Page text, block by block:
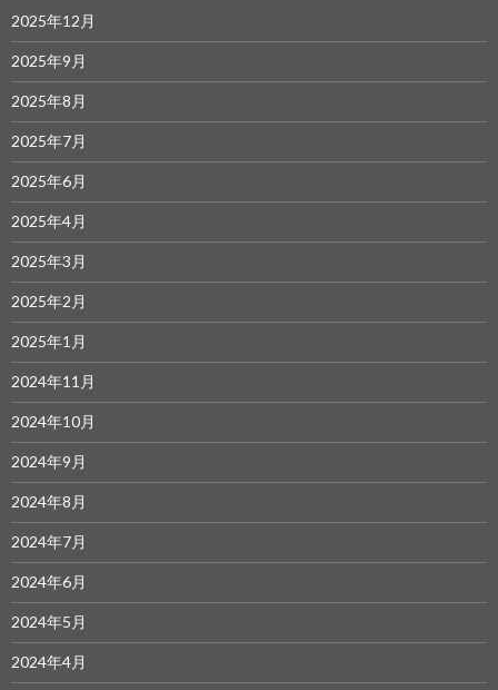
2025年12月
2025年9月
2025年8月
2025年7月
2025年6月
2025年4月
2025年3月
2025年2月
2025年1月
2024年11月
2024年10月
2024年9月
2024年8月
2024年7月
2024年6月
2024年5月
2024年4月